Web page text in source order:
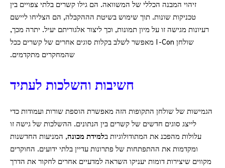
זיהוי המבנה הכללי של המשוואה. הם גילו קשרים בלתי צפויים בין
טכניקות שונות. תוך שימוש בשיטת הההקבלה, הם הצליחו ליישם
רעיונות מגישה זו על מיון תמונות, וכך ליצור אלגוריתם יעיל. יתרה מכך,
שולחן I-Con מאפשר לשלב בקלות סוגים אחרים של קשרים ככל
שהמחקרים מתקדמים.
חשיבות והשלכות לעתיד
הגמישות של שולחן התקופות הזה מאפשרת הוספת שורות ועמודות כדי
לייצג סוגים חדשים של קשרים בין הנתונים. ההשלכות של גישה זו
עלולות מהפכנ את המתודולוגיות בלמידת מכונה, המניעות החדשנות
ומקדמות את ההתפתחות של פתרונות עדיין בלתי ידועים. החוקרים
מקווים שיצירות דומות יעניקו השראה למדעיים אחרים לחקור את הדרך